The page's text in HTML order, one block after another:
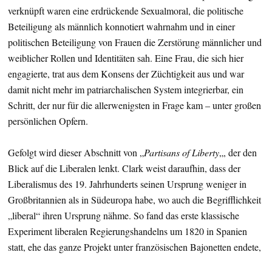
verknüpft waren eine erdrückende Sexualmoral, die politische
Beteiligung als männlich konnotiert wahrnahm und in einer
politischen Beteiligung von Frauen die Zerstörung männlicher und
weiblicher Rollen und Identitäten sah. Eine Frau, die sich hier
engagierte, trat aus dem Konsens der Züchtigkeit aus und war
damit nicht mehr im patriarchalischen System integrierbar, ein
Schritt, der nur für die allerwenigsten in Frage kam – unter großen
persönlichen Opfern.
Gefolgt wird dieser Abschnitt von „Partisans of Liberty„, der den
Blick auf die Liberalen lenkt. Clark weist daraufhin, dass der
Liberalismus des 19. Jahrhunderts seinen Ursprung weniger in
Großbritannien als in Südeuropa habe, wo auch die Begrifflichkeit
„liberal“ ihren Ursprung nähme. So fand das erste klassische
Experiment liberalen Regierungshandelns um 1820 in Spanien
statt, ehe das ganze Projekt unter französischen Bajonetten endete,